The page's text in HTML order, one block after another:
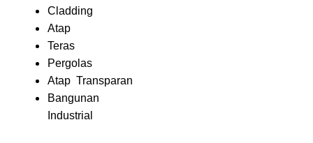
Cladding
Atap
Teras
Pergolas
Atap Transparan
Bangunan
Industrial